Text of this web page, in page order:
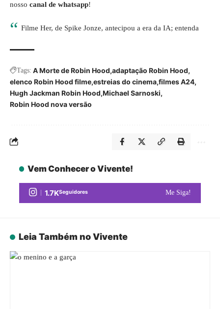
nosso canal de whatsapp!
Filme Her, de Spike Jonze, antecipou a era da IA; entenda
Tags: A Morte de Robin Hood adaptação Robin Hood
elenco Robin Hood filme estreias do cinema filmes A24
Hugh Jackman Robin Hood Michael Sarnoski
Robin Hood nova versão
Vem Conhecer o Vivente!
1.7KSeguidores Me Siga!
Leia Também no Vivente